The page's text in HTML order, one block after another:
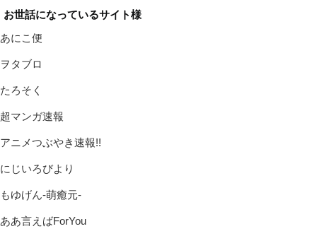
お世話になっているサイト様
あにこ便
ヲタブロ
たろそく
超マンガ速報
アニメつぶやき速報!!
にじいろびより
もゆげん-萌癒元-
ああ言えばForYou